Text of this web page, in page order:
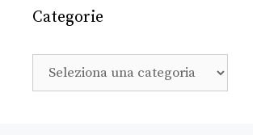
Categorie